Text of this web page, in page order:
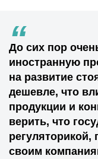
“
До сих пор
иностранную
на развитие
дешевле, что
продукции и
верить, что
своим